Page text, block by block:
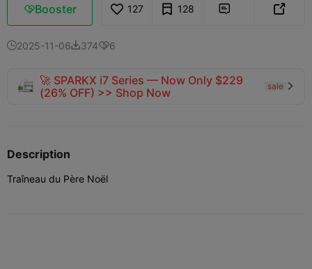
Booster 127 128  
2025-11-063746
🚀 SPARKX i7 Series — Now Only $229
(26% OFF) >> Shop Now
sale 
Description
Traîneau du Père Noël